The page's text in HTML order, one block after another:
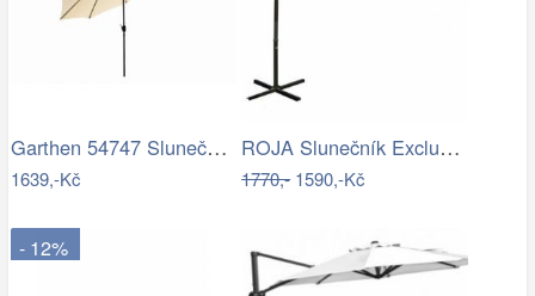
Garthen 54747 Slunečník 2,9 m sklopný -…
1639,-Kč
ROJA Slunečník Exclusive boční 300 cm -…
1770,-1590,-Kč
- 12%